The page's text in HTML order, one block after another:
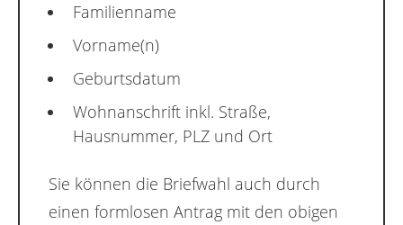
Familienname
Vorname(n)
Geburtsdatum
Wohnanschrift inkl. Straße,
Hausnummer, PLZ und Ort
Sie können die Briefwahl auch durch
einen formlosen Antrag mit den obigen